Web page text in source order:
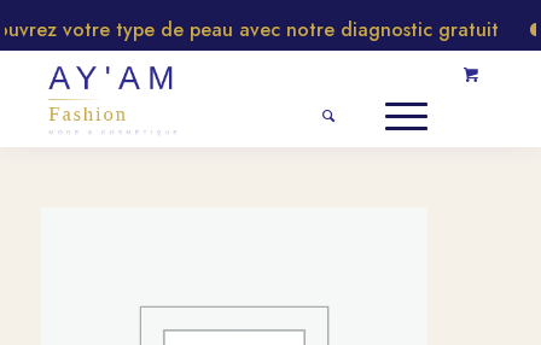
votre type de peau avec notre diagnostic gratuit